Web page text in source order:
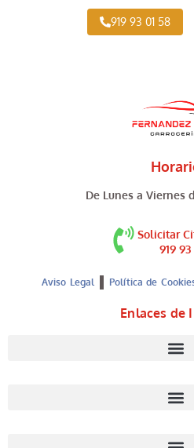
919 93 01 58
De Lunes a Viernes
Solicitar
919 93
Aviso Legal Política de
Enlaces de